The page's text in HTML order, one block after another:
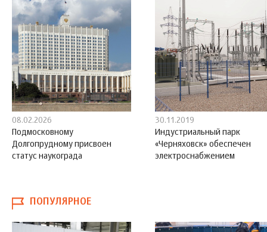
08.02.2026
Подмосковному
Долгопрудному присвоен
статус наукограда
30.11.2019
Индустриальный парк
«Черняховск» обеспечен
электроснабжением
ПОПУЛЯРНОЕ